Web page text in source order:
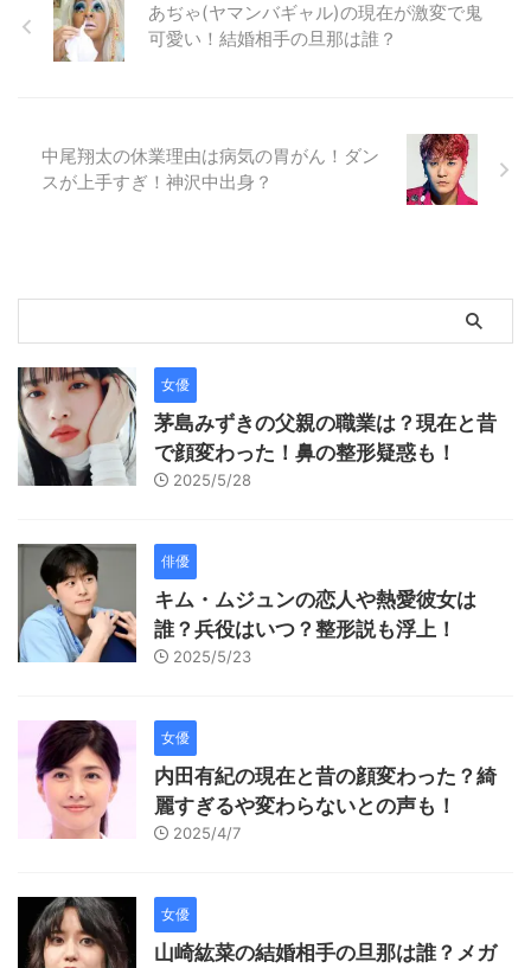
あぢゃ(ヤマンバギャル)の現在が激変で鬼
可愛い！結婚相手の旦那は誰？
中尾翔太の休業理由は病気の胃がん！ダン
スが上手すぎ！神沢中出身？
女優
茅島みずきの父親の職業は？現在と昔
で顔変わった！鼻の整形疑惑も！
2025/5/28
俳優
キム・ムジュンの恋人や熱愛彼女は
誰？兵役はいつ？整形説も浮上！
2025/5/23
女優
内田有紀の現在と昔の顔変わった？綺
麗すぎるや変わらないとの声も！
2025/4/7
女優
山崎紘菜の結婚相手の旦那は誰？メガ